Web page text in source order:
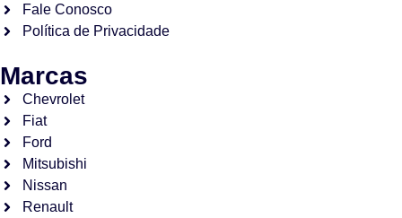
Fale Conosco
Política de Privacidade
Marcas
Chevrolet
Fiat
Ford
Mitsubishi
Nissan
Renault